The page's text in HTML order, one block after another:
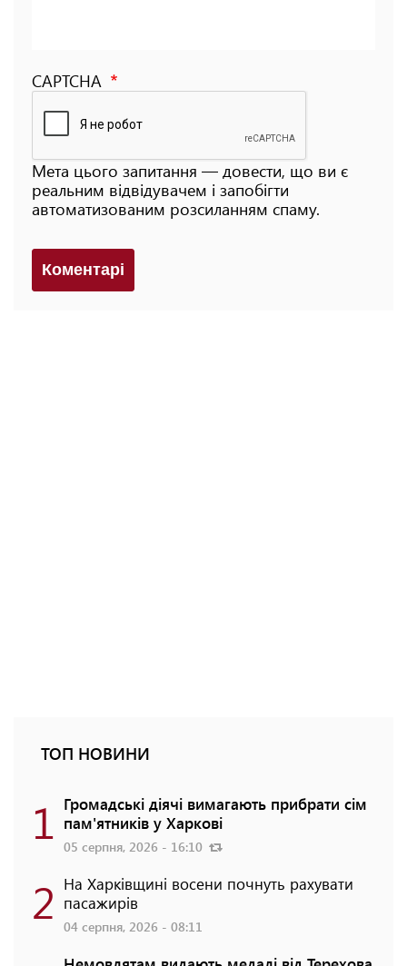
CAPTCHA
Мета цього запитання — довести, що ви є
реальним відвідувачем і запобігти
автоматизованим розсиланням спаму.
Коментарi
ТОП НОВИНИ
1 Громадські діячі вимагають прибрати сім
пам'ятників у Харкові
05 серпня, 2026 - 16:10
2 На Харківщині восени почнуть рахувати
пасажирів
04 серпня, 2026 - 08:11